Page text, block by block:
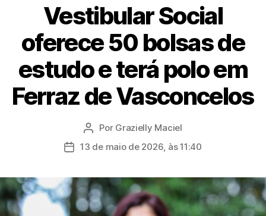
Vestibular Social
oferece 50 bolsas de
estudo e terá polo em
Ferraz de Vasconcelos
Autor
do
Por Grazielly Maciel
Data13 de maio de 2026, às 11:40